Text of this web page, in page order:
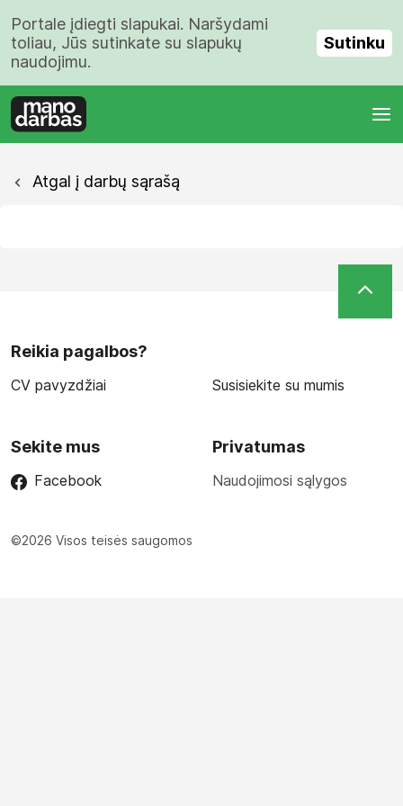
Portale įdiegti slapukai. Naršydami
toliau, Jūs sutinkate su slapukų
naudojimu.
Sutinku
Atgal į darbų sąrašą
Reikia pagalbos?
CV pavyzdžiai Susisiekite su mumis
Sekite mus
Facebook
Privatumas
Naudojimosi sąlygos
©2026 Visos teisės saugomos